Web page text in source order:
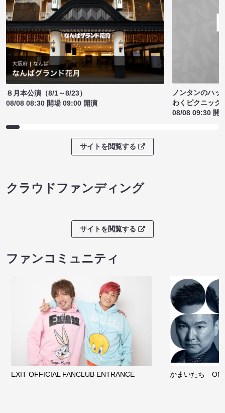
８月本公演（8/1～8/23）
08/08 08:30 開場 09:00 開演
ノンタンのハッ
わくピクニック
08/08 09:30 開
サイトを閲覧する
クラウドファンディング
サイトを閲覧する
ファンコミュニティ
EXIT OFFICIAL FANCLUB ENTRANCE かまいたち